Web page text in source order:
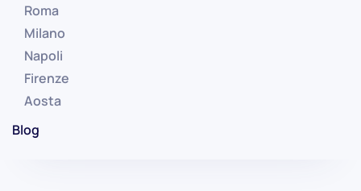
Roma
Milano
Napoli
Firenze
Aosta
Blog